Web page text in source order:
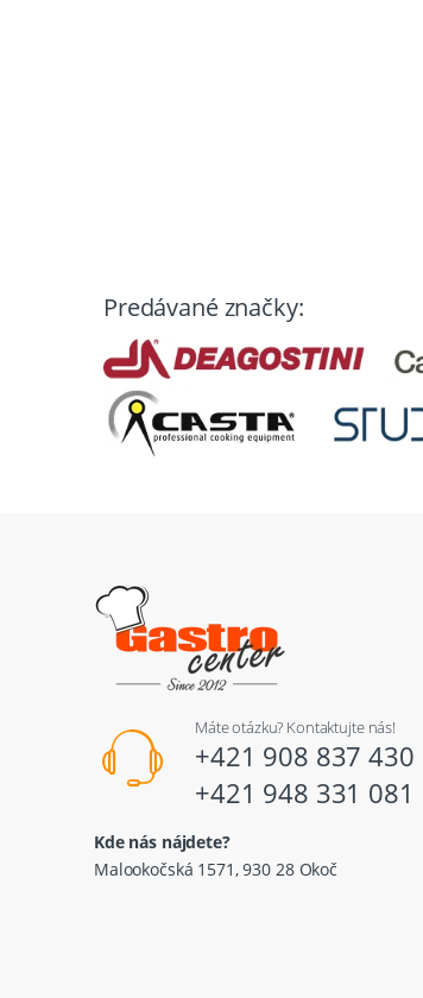
Predávané značky:
Máte otázku? Kontaktujte nás!
+421 908 837 430
+421 948 331 081
Kde nás nájdete?
Malookočská 1571, 930 28 Okoč